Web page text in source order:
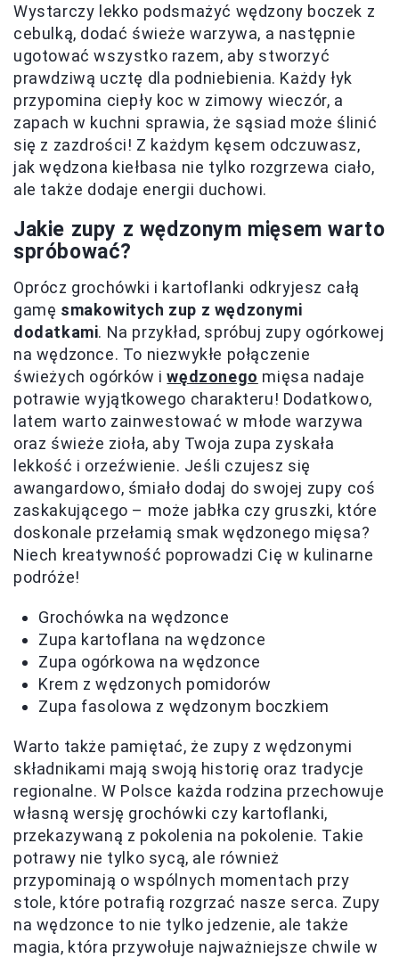
Wystarczy lekko podsmażyć wędzony boczek z
cebulką, dodać świeże warzywa, a następnie
ugotować wszystko razem, aby stworzyć
prawdziwą ucztę dla podniebienia. Każdy łyk
przypomina ciepły koc w zimowy wieczór, a
zapach w kuchni sprawia, że sąsiad może ślinić
się z zazdrości! Z każdym kęsem odczuwasz,
jak wędzona kiełbasa nie tylko rozgrzewa ciało,
ale także dodaje energii duchowi.
Jakie zupy z wędzonym mięsem warto
spróbować?
Oprócz grochówki i kartoflanki odkryjesz całą
gamę smakowitych zup z wędzonymi
dodatkami. Na przykład, spróbuj zupy ogórkowej
na wędzonce. To niezwykłe połączenie
świeżych ogórków iwędzonego mięsa nadaje
potrawie wyjątkowego charakteru! Dodatkowo,
latem warto zainwestować w młode warzywa
oraz świeże zioła, aby Twoja zupa zyskała
lekkość i orzeźwienie. Jeśli czujesz się
awangardowo, śmiało dodaj do swojej zupy coś
zaskakującego – może jabłka czy gruszki, które
doskonale przełamią smak wędzonego mięsa?
Niech kreatywność poprowadzi Cię w kulinarne
podróże!
Grochówka na wędzonce
Zupa kartoflana na wędzonce
Zupa ogórkowa na wędzonce
Krem z wędzonych pomidorów
Zupa fasolowa z wędzonym boczkiem
Warto także pamiętać, że zupy z wędzonymi
składnikami mają swoją historię oraz tradycje
regionalne. W Polsce każda rodzina przechowuje
własną wersję grochówki czy kartoflanki,
przekazywaną z pokolenia na pokolenie. Takie
potrawy nie tylko sycą, ale również
przypominają o wspólnych momentach przy
stole, które potrafią rozgrzać nasze serca. Zupy
na wędzonce to nie tylko jedzenie, ale także
magia, która przywołuje najważniejsze chwile w